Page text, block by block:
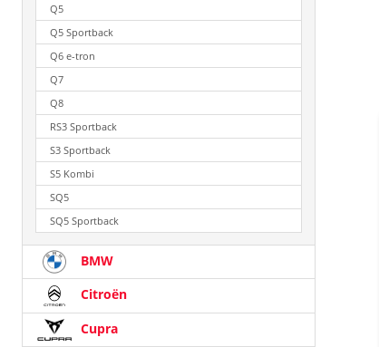
Q5
Q5 Sportback
Q6 e-tron
Q7
Q8
RS3 Sportback
S3 Sportback
S5 Kombi
SQ5
SQ5 Sportback
BMW
Citroën
Cupra